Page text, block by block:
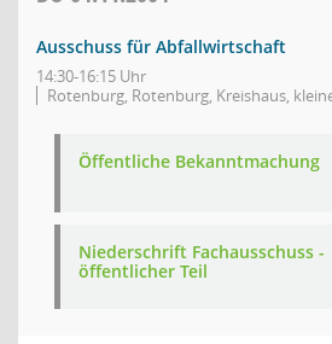
Ausschuss für Abfallwirtschaft
14:30-16:15 Uhr
Rotenburg, Rotenburg, Kreishaus,
Öffentliche Bekanntmachung
Niederschrift Fachausschuss -
öffentlicher Teil